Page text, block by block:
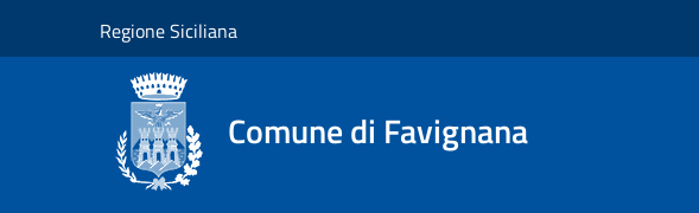
Regione Siciliana
Comune di Favignana